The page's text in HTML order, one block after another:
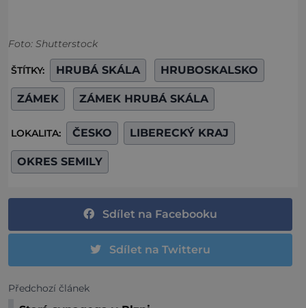
Foto: Shutterstock
ŠTÍTKY: HRUBÁ SKÁLA HRUBOSKALSKO
ZÁMEK ZÁMEK HRUBÁ SKÁLA
LOKALITA: ČESKO LIBERECKÝ KRAJ
OKRES SEMILY
Sdílet na Facebooku
Sdílet na Twitteru
Předchozí článek